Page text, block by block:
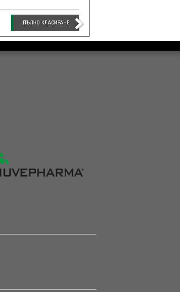
ПЪЛНО КЛАСИРАНЕ